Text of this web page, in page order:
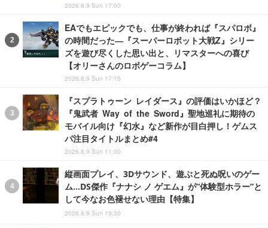
2026.8.9 Sun 17:00
EAでもエピックでも、仕事が終われば『スパロボ』
の時間だった―『スーパーロボット大戦Z』シリー
ズを遊び尽くした思い出と、リマスターへの喜び
【オリーさんのロボゲーコラム】
2026.8.9 Sun 17:15
『スプラトゥーン レイダース』の評価はいかほど？
『鬼武者 Way of the Sword』聖地巡礼に期待の
モバイル向け『幻水』など新作が目白押し！ゲムス
パ注目タイトルまとめ#4
2026.8.9 Sun 11:00
縦画面プレイ、3Dサウンド、遊ぶと死ぬ呪いのゲー
ム…DS傑作『ナナシ ノ ゲエム』が“体験型ホラー”と
して今なお色褪せない理由【特集】
2026.8.9 Sun 19:30